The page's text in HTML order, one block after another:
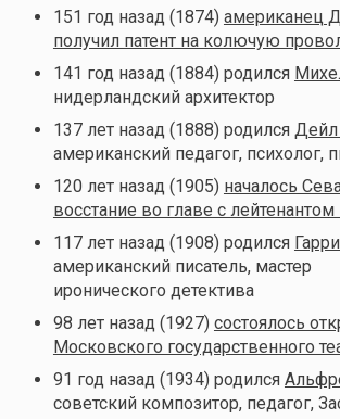
151 год назад (1874) американец
получил патент на колючую
141 год назад (1884) родился
нидерландский архитектор
137 лет назад (1888) родился Дейл
американский педагог, психолог,
120 лет назад (1905) началось
восстание во главе с
117 лет назад (1908) родился
американский писатель, мастер
иронического детектива
98 лет назад (1927) состоялось
Московского государственного
91 год назад (1934) родился
советский композитор, педагог,